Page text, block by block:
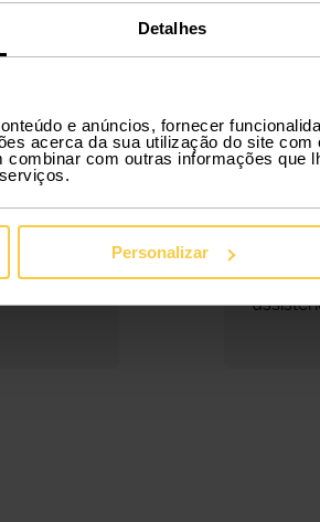
Detalhes
e anúncios, fornecer
acerca da sua utilização do site
combinar com outras informações que
Personalizar
em
e sem
3.
Os